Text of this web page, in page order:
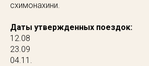
схимонахини.
Даты утвержденных поездок:
12.08
23.09
04.11.